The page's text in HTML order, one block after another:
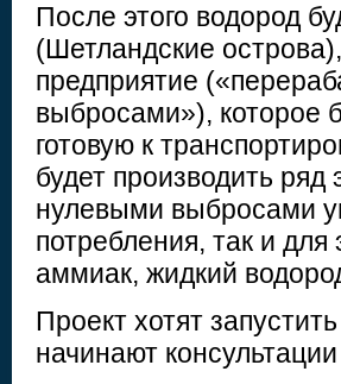
После этого водород
(Шетландские
предприятие
выбросами»), которое
готовую к
будет производить ряд
нулевыми выбросами
потребления, так и
аммиак, жидкий
Проект хотят
начинают